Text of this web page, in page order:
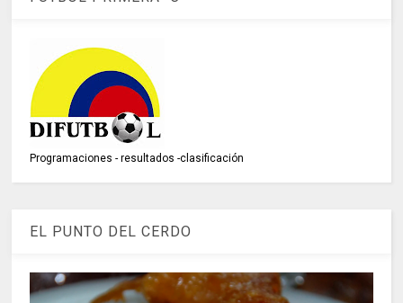
Programaciones - resultados -clasificación
EL PUNTO DEL CERDO